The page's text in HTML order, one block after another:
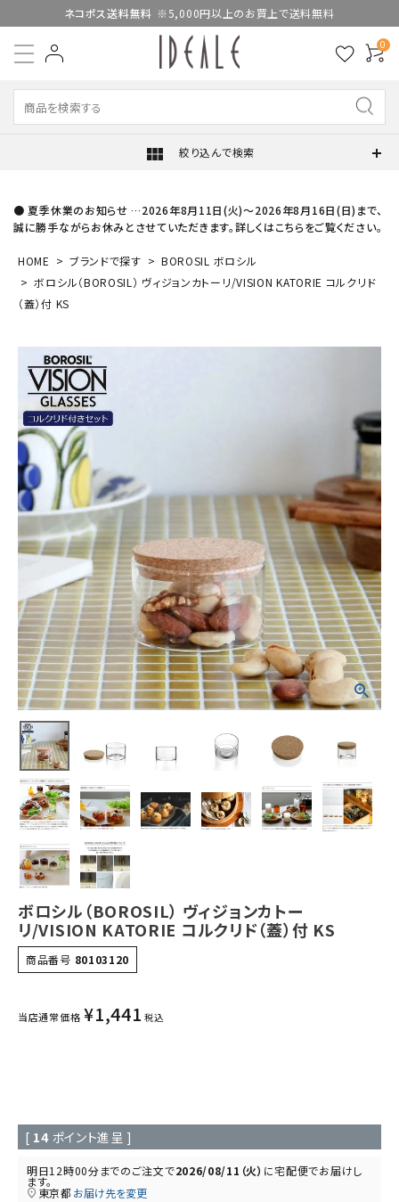
ネコポス送料無料 ※5,000円以上のお買上で送料無料
0
view_module 絞り込んで検索
● 夏季休業のお知らせ …2026年8月11日(火)～2026年8月16日(日)まで、
誠に勝手ながらお休みとさせていただきます。詳しくはこちらをご覧ください。
HOME ブランドで探す
BOROSIL ボロシル
ボロシル（BOROSIL） ヴィジョンカトーリ/VISION KATORIE コルクリド
（蓋）付 KS
ボロシル（BOROSIL） ヴィジョンカトー
リ/VISION KATORIE コルクリド（蓋）付 KS
商品番号 80103120
当店通常価格 ¥1,441 税込
[ 14 ポイント進呈 ]
明日12時00分までのご注文で2026/08/11（火） に宅配便でお届けし
ます。
東京都 お届け先を変更